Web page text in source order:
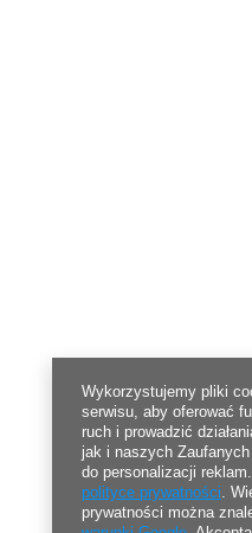
Wykorzystujemy pliki
serwisu, aby oferować
ruch i prowadzić
jak i naszych
do personalizacji
polityce prywatności.
prywatności można